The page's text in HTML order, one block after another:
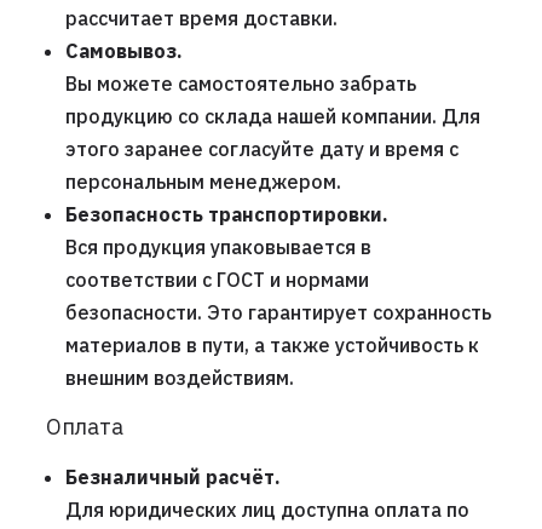
рассчитает время доставки.
Самовывоз.
Вы можете самостоятельно забрать
продукцию со склада нашей компании. Для
этого заранее согласуйте дату и время с
персональным менеджером.
Безопасность транспортировки.
Вся продукция упаковывается в
соответствии с ГОСТ и нормами
безопасности. Это гарантирует сохранность
материалов в пути, а также устойчивость к
внешним воздействиям.
Оплата
Безналичный расчёт.
Для юридических лиц доступна оплата по